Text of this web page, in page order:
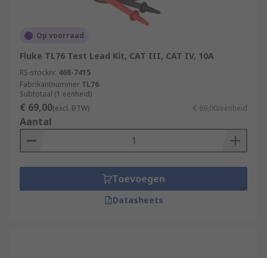
Op voorraad
Fluke TL76 Test Lead Kit, CAT III, CAT IV, 10A
RS-stocknr. 468-7415
Fabrikantnummer TL76
Subtotaal (1 eenheid)
€ 69,00(excl. BTW) € 69,00/eenheid
Aantal
Toevoegen
Datasheets